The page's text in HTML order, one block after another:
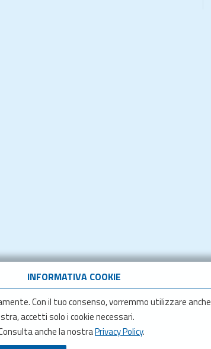
INFORMATIVA COOKIE
Con il tuo consenso, vorremmo utilizzare anche
accetti solo i cookie necessari.
anche la nostraPrivacy Policy.